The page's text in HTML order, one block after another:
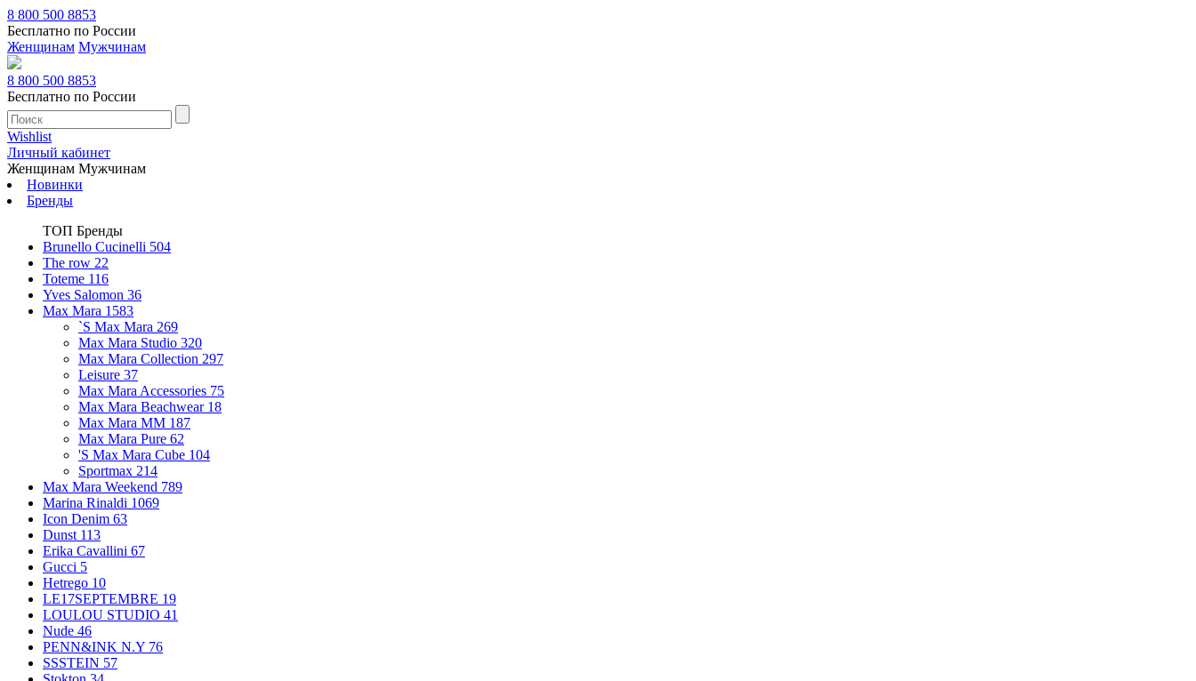
8 800 500 8853
Бесплатно по России
Женщинам Мужчинам
8 800 500 8853
Бесплатно по России
Wishlist
Личный кабинет
Женщинам Мужчинам
Новинки
Бренды
ТОП Бренды
Brunello Cucinelli 504
The row 22
Toteme 116
Yves Salomon 36
Max Mara 1583
`S Max Mara 269
Max Mara Studio 320
Max Mara Collection 297
Leisure 37
Max Mara Accessories 75
Max Mara Beachwear 18
Max Mara MM 187
Max Mara Pure 62
'S Max Mara Cube 104
Sportmax 214
Max Mara Weekend 789
Marina Rinaldi 1069
Icon Denim 63
Dunst 113
Erika Cavallini 67
Gucci 5
Hetrego 10
LE17SEPTEMBRE 19
LOULOU STUDIO 41
Nude 46
PENN&INK N.Y 76
SSSTEIN 57